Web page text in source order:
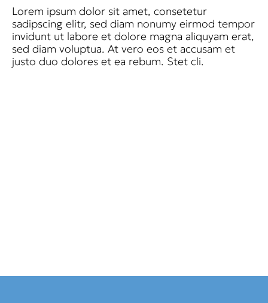
Lorem ipsum dolor sit amet, consetetur
sadipscing elitr, sed diam nonumy eirmod tempor
invidunt ut labore et dolore magna aliquyam erat,
sed diam voluptua. At vero eos et accusam et
justo duo dolores et ea rebum. Stet cli.